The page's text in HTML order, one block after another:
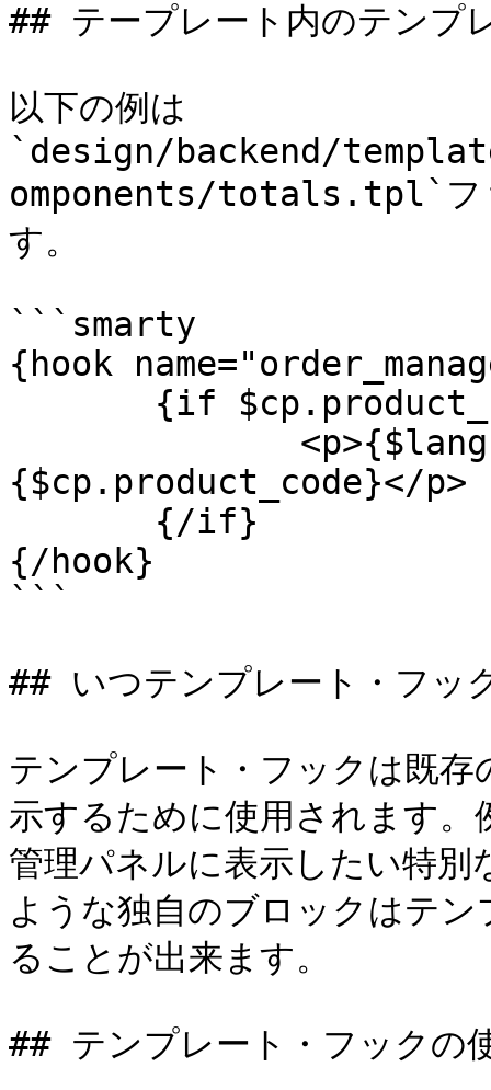
## テープレート内のテンプ
以下の例は
`design/backend/
omponents/totals.tpl`ファ
す。
```smarty
{hook
{$cp.product_code}</p>
{/hook}
```
## いつテンプレート・フッ
テンプレート・フックは既
示するために使用されます
管理パネルに表示したい特
ような独自のブロックはテ
ることが出来ます。
## テンプレート・フックの